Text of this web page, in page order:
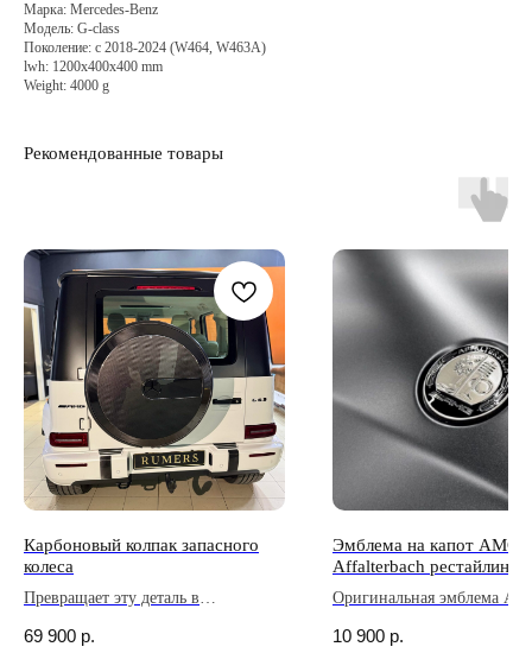
Марка: Mercedes-Benz
Модель: G-class
Поколение: с 2018-2024 (W464, W463A)
lwh: 1200x400x400 mm
Weight: 4000 g
Рекомендованные товары
Карбоновый колпак запасного
колеса
Превращает эту деталь в
подчёркивающий статус и
69 900 р.
Эмблема на капот AMG
Affalterbach рестайлинг
Оригинальная эмблема
10 900 р.
При оформлении заказа доступна онлайн-оплата:
банковской картой или через СБП.
возврат в течение 14 дней с момента получения.
торопитесь делать возврат, напишите нам - мы
поможем.
Возврат удобен: простонапишите нам
и мы
подскажем, как всё оформить.
Гарантия
Мы предоставляем 1 год гарантии от производителя
на товары. Если что-то пойдет не так - мы заменим
товар или вернём деньги.
Если возникли проблемы — просто
напишите нам
Мы рядом, чтобы помочь.